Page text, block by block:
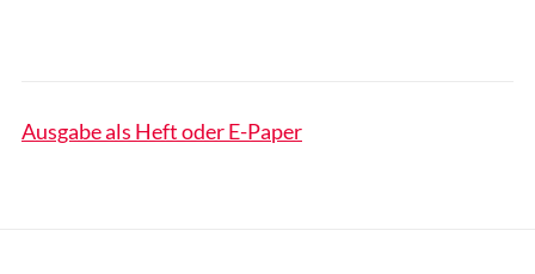
Ausgabe als Heft oder E-Paper